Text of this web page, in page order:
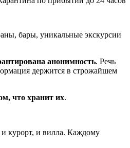
бары, уникальные экскурсии
анонимность. Речь
держится в строжайшем
что хранит их.
курорт, и вилла. Каждому